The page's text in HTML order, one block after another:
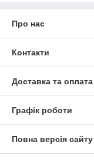
Про нас
Контакти
Доставка та оплата
Графік роботи
Повна версія сайту